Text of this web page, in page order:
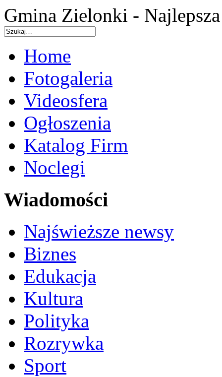
Gmina Zielonki -
Home
Fotogaleria
Videosfera
Ogłoszenia
Katalog Firm
Noclegi
Wiadomości
Najświeższe newsy
Biznes
Edukacja
Kultura
Polityka
Rozrywka
Sport